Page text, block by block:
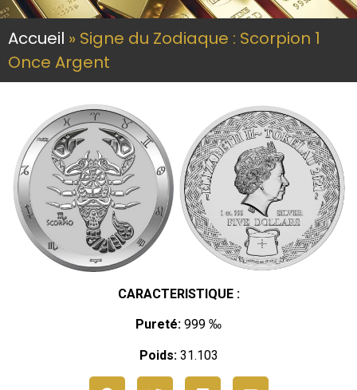
Accueil » Signe du Zodiaque : Scorpion 1
Once Argent
CARACTERISTIQUE :
Pureté: 999 ‰
Poids:31.103